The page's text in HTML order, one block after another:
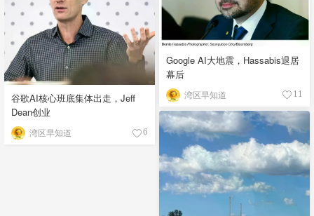
Google AI大地震，Hassabis退居
幕后
湾区早知道 11
谷歌AI核心班底集体出走，Jeff
Dean创业
湾区早知道 6